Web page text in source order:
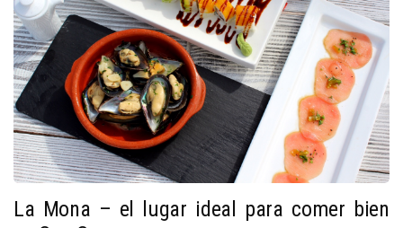
La Mona – el lugar ideal para comer bien